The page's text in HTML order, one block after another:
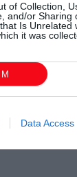
of Collection,
and/or Sharing
Is Unrelated
it was
Data Access